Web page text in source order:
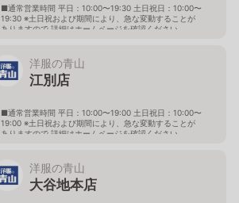
■通常営業時間 平日：10:00〜19:30 土日祝日：10:00〜
19:30 ※土日祝および期間により、急な変動することが
ありますので 詳細はホームページを確認ください
洋服の青山
江別店
■通常営業時間 平日：10:00〜19:00 土日祝日：10:00〜
19:00 ※土日祝および期間により、急な変動することが
ありますので 詳細はホームページを確認ください
洋服の青山
大谷地本店